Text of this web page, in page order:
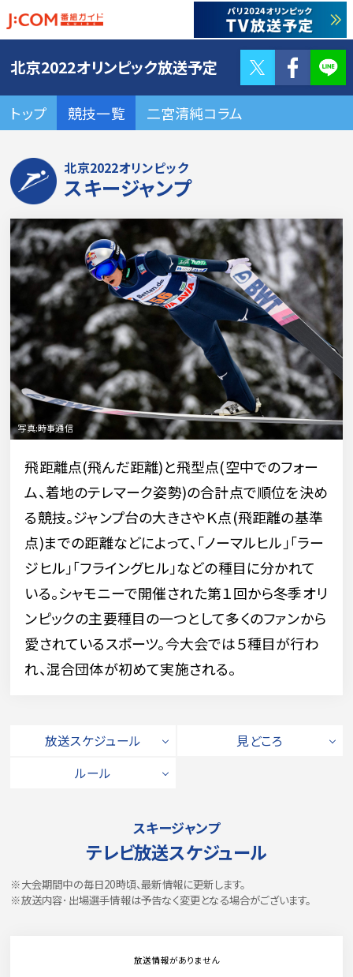
北京2022オリンピック放送予定
トップ 競技一覧 二宮清純コラム
Twitter
北京2022オリンピック
スキージャンプ
飛距離点(飛んだ距離)と飛型点(空中でのフォー
ム、着地のテレマーク姿勢)の合計点で順位を決め
る競技。ジャンプ台の大きさやＫ点(飛距離の基準
点)までの距離などによって、「ノーマルヒル」「ラー
ジヒル」「フライングヒル」などの種目に分かれて
いる。シャモニーで開催された第１回から冬季オリ
ンピックの主要種目の一つとして多くのファンから
愛されているスポーツ。今大会では５種目が行わ
れ、混合団体が初めて実施される。
放送スケジュール
見どころ
ルール
スキージャンプ
テレビ放送スケジュール
※大会期間中の毎日20時頃、最新情報に更新します。
※放送内容･出場選手情報は予告なく変更となる場合がございます。
放送情報がありません